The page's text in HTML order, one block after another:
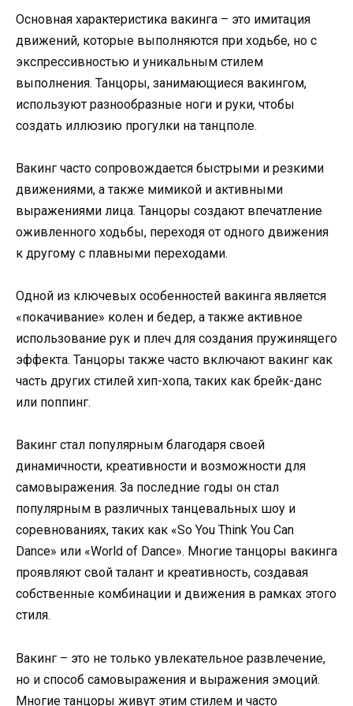
Основная характеристика вакинга – это имитация
движений, которые выполняются при ходьбе, но с
экспрессивностью и уникальным стилем
выполнения. Танцоры, занимающиеся вакингом,
используют разнообразные ноги и руки, чтобы
создать иллюзию прогулки на танцполе.
Вакинг часто сопровождается быстрыми и резкими
движениями, а также мимикой и активными
выражениями лица. Танцоры создают впечатление
оживленного ходьбы, переходя от одного движения
к другому с плавными переходами.
Одной из ключевых особенностей вакинга является
«покачивание» колен и бедер, а также активное
использование рук и плеч для создания пружинящего
эффекта. Танцоры также часто включают вакинг как
часть других стилей хип-хопа, таких как брейк-данс
или поппинг.
Вакинг стал популярным благодаря своей
динамичности, креативности и возможности для
самовыражения. За последние годы он стал
популярным в различных танцевальных шоу и
соревнованиях, таких как «So You Think You Can
Dance» или «World of Dance». Многие танцоры вакинга
проявляют свой талант и креативность, создавая
собственные комбинации и движения в рамках этого
стиля.
Вакинг – это не только увлекательное развлечение,
но и способ самовыражения и выражения эмоций.
Многие танцоры живут этим стилем и часто